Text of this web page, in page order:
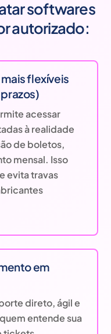
softwares
autorizado:
flexíveis
acessar
à realidade
de boletos,
mensal. Isso
evita travas
em
direto, ágil e
entende sua